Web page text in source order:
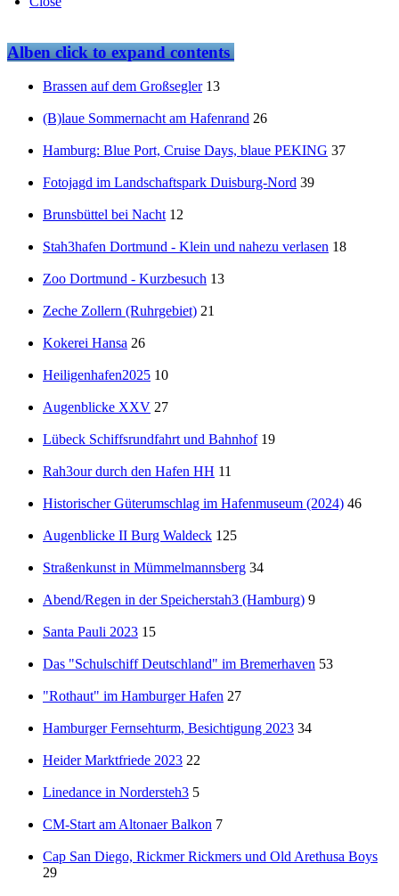
Albenclick to expand contents
Brassen auf dem Großsegler 13
(B)laue Sommernacht am Hafenrand 26
Hamburg: Blue Port, Cruise Days, blaue PEKING 37
Fotojagd im Landschaftspark Duisburg-Nord 39
Brunsbüttel bei Nacht 12
Stah3hafen Dortmund - Klein und nahezu verlasen 18
Zoo Dortmund - Kurzbesuch 13
Zeche Zollern (Ruhrgebiet) 21
Kokerei Hansa 26
Heiligenhafen2025 10
Augenblicke XXV 27
Lübeck Schiffsrundfahrt und Bahnhof 19
Rah3our durch den Hafen HH 11
Historischer Güterumschlag im Hafenmuseum (2024) 46
Augenblicke II Burg Waldeck 125
Straßenkunst in Mümmelmannsberg 34
Abend/Regen in der Speicherstah3 (Hamburg) 9
Santa Pauli 2023 15
Das "Schulschiff Deutschland" im Bremerhaven 53
"Rothaut" im Hamburger Hafen 27
Hamburger Fernsehturm, Besichtigung 2023 34
Heider Marktfriede 2023 22
Linedance in Nordersteh3 5
CM-Start am Altonaer Balkon 7
Cap San Diego, Rickmer Rickmers und Old Arethusa Boys
29